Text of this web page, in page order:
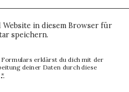
Website in diesem Browser für
speichern.
erklärst du dich mit der
deiner Daten durch diese
*